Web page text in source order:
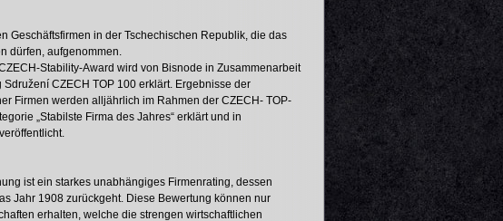
Geschäftsfirmen in der Tschechischen Republik, die das
dürfen, aufgenommen.
Stability-Award wird von Bisnode in Zusammenarbeit
Sdružení CZECH TOP 100 erklärt. Ergebnisse der
Firmen werden alljährlich im Rahmen der CZECH- TOP-
„Stabilste Firma des Jahres“ erklärt und in
ist ein starkes unabhängiges Firmenrating, dessen
Jahr 1908 zurückgeht. Diese Bewertung können nur
erhalten, welche die strengen wirtschaftlichen